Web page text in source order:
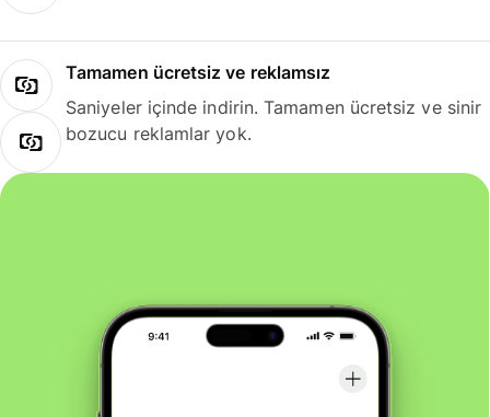
Tamamen ücretsiz ve reklamsız
Saniyeler içinde indirin. Tamamen ücretsiz ve sinir
bozucu reklamlar yok.